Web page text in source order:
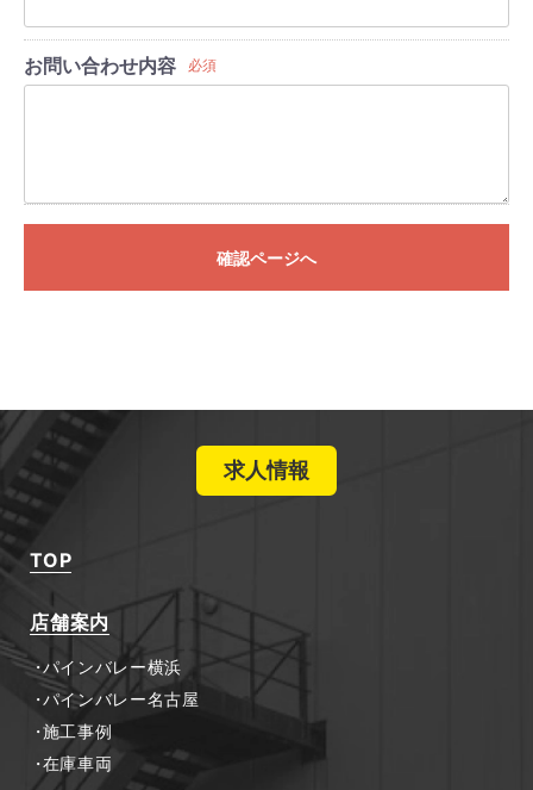
お問い合わせ内容 必須
確認ページへ
求人情報
TOP
店舗案内
パインバレー横浜
パインバレー名古屋
施工事例
在庫車両